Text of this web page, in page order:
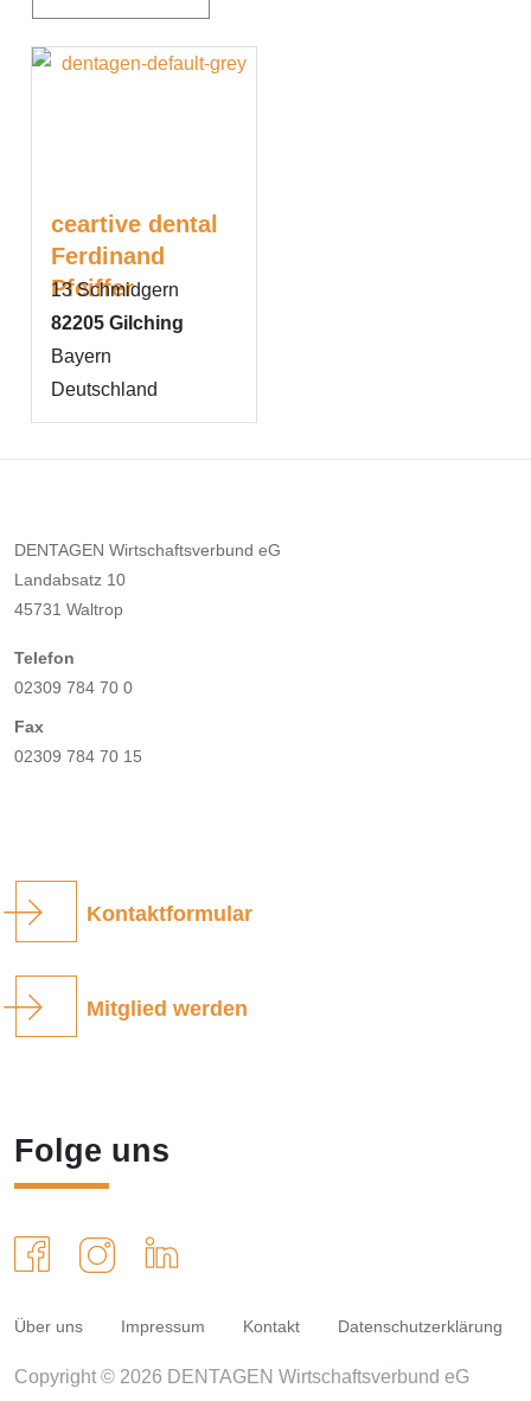
ceartive dental
Ferdinand
Pfeiffer
13 Schmidgern
82205 Gilching
Bayern
Deutschland
DENTAGEN Wirtschaftsverbund eG
Landabsatz 10
45731 Waltrop
Telefon
02309 784 70 0
Fax
02309 784 70 15
Kontaktformular
Mitglied werden
Folge uns
Über uns Impressum Kontakt Datenschutzerklärung
Copyright © 2026 DENTAGEN Wirtschaftsverbund eG